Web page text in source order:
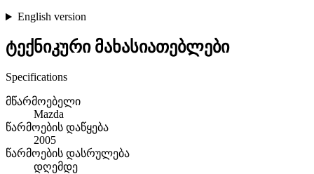
English version
ტექნიკური მახასიათებლები
Specifications
მწარმოებელი
Mazda
წარმოების დაწყება
2005
წარმოების დასრულება
დღემდე